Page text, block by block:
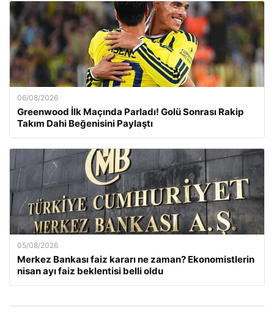
06/08/2026
Greenwood İlk Maçında Parladı! Golü Sonrası Rakip
Takım Dahi Beğenisini Paylaştı
05/08/2026
Merkez Bankası faiz kararı ne zaman? Ekonomistlerin
nisan ayı faiz beklentisi belli oldu